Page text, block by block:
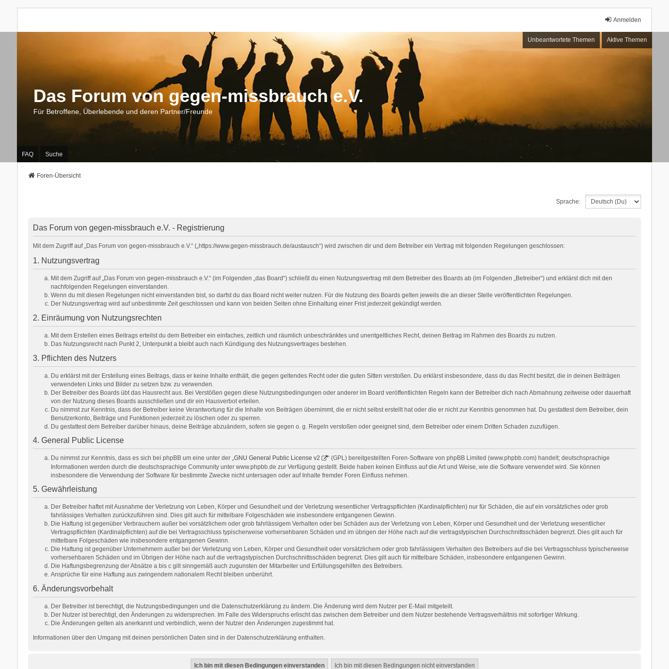
Anmelden
Unbeantwortete Themen Aktive Themen
Das Forum von gegen-missbrauch e.V.
Für Betroffene, Überlebende und deren Partner/Freunde
FAQ Suche
Foren-Übersicht
Sprache:
Das Forum von gegen-missbrauch e.V. - Registrierung
Mit dem Zugriff auf „Das Forum von gegen-missbrauch e.V.“ („https://www.gegen-missbrauch.de/austausch“) wird zwischen dir und dem Betreiber ein Vertrag mit folgenden Regelungen geschlossen:
1. Nutzungsvertrag
Mit dem Zugriff auf „Das Forum von gegen-missbrauch e.V.“ (im Folgenden „das Board“) schließt du einen Nutzungsvertrag mit dem Betreiber des Boards ab (im Folgenden „Betreiber“) und erklärst dich mit den
nachfolgenden Regelungen einverstanden.
Wenn du mit diesen Regelungen nicht einverstanden bist, so darfst du das Board nicht weiter nutzen. Für die Nutzung des Boards gelten jeweils die an dieser Stelle veröffentlichten Regelungen.
Der Nutzungsvertrag wird auf unbestimmte Zeit geschlossen und kann von beiden Seiten ohne Einhaltung einer Frist jederzeit gekündigt werden.
2. Einräumung von Nutzungsrechten
Mit dem Erstellen eines Beitrags erteilst du dem Betreiber ein einfaches, zeitlich und räumlich unbeschränktes und unentgeltliches Recht, deinen Beitrag im Rahmen des Boards zu nutzen.
Das Nutzungsrecht nach Punkt 2, Unterpunkt a bleibt auch nach Kündigung des Nutzungsvertrages bestehen.
3. Pflichten des Nutzers
Du erklärst mit der Erstellung eines Beitrags, dass er keine Inhalte enthält, die gegen geltendes Recht oder die guten Sitten verstoßen. Du erklärst insbesondere, dass du das Recht besitzt, die in deinen Beiträgen
verwendeten Links und Bilder zu setzen bzw. zu verwenden.
Der Betreiber des Boards übt das Hausrecht aus. Bei Verstößen gegen diese Nutzungsbedingungen oder anderer im Board veröffentlichten Regeln kann der Betreiber dich nach Abmahnung zeitweise oder dauerhaft
von der Nutzung dieses Boards ausschließen und dir ein Hausverbot erteilen.
Du nimmst zur Kenntnis, dass der Betreiber keine Verantwortung für die Inhalte von Beiträgen übernimmt, die er nicht selbst erstellt hat oder die er nicht zur Kenntnis genommen hat. Du gestattest dem Betreiber, dein
Benutzerkonto, Beiträge und Funktionen jederzeit zu löschen oder zu sperren.
Du gestattest dem Betreiber darüber hinaus, deine Beiträge abzuändern, sofern sie gegen o. g. Regeln verstoßen oder geeignet sind, dem Betreiber oder einem Dritten Schaden zuzufügen.
4. General Public License
Du nimmst zur Kenntnis, dass es sich bei phpBB um eine unter der „GNU General Public License v2
“ (GPL) bereitgestellten Foren-Software von phpBB Limited (www.phpbb.com) handelt; deutschsprachige
Informationen werden durch die deutschsprachige Community unter www.phpbb.de zur Verfügung gestellt. Beide haben keinen Einfluss auf die Art und Weise, wie die Software verwendet wird. Sie können
insbesondere die Verwendung der Software für bestimmte Zwecke nicht untersagen oder auf Inhalte fremder Foren Einfluss nehmen.
5. Gewährleistung
Der Betreiber haftet mit Ausnahme der Verletzung von Leben, Körper und Gesundheit und der Verletzung wesentlicher Vertragspflichten (Kardinalpflichten) nur für Schäden, die auf ein vorsätzliches oder grob
fahrlässiges Verhalten zurückzuführen sind. Dies gilt auch für mittelbare Folgeschäden wie insbesondere entgangenen Gewinn.
Die Haftung ist gegenüber Verbrauchern außer bei vorsätzlichem oder grob fahrlässigem Verhalten oder bei Schäden aus der Verletzung von Leben, Körper und Gesundheit und der Verletzung wesentlicher
Vertragspflichten (Kardinalpflichten) auf die bei Vertragsschluss typischerweise vorhersehbaren Schäden und im übrigen der Höhe nach auf die vertragstypischen Durchschnittsschäden begrenzt. Dies gilt auch für
mittelbare Folgeschäden wie insbesondere entgangenen Gewinn.
Die Haftung ist gegenüber Unternehmern außer bei der Verletzung von Leben, Körper und Gesundheit oder vorsätzlichem oder grob fahrlässigem Verhalten des Betreibers auf die bei Vertragsschluss typischerweise
vorhersehbaren Schäden und im Übrigen der Höhe nach auf die vertragstypischen Durchschnittsschäden begrenzt. Dies gilt auch für mittelbare Schäden, insbesondere entgangenen Gewinn.
Die Haftungsbegrenzung der Absätze a bis c gilt sinngemäß auch zugunsten der Mitarbeiter und Erfüllungsgehilfen des Betreibers.
Ansprüche für eine Haftung aus zwingendem nationalem Recht bleiben unberührt.
6. Änderungsvorbehalt
Der Betreiber ist berechtigt, die Nutzungsbedingungen und die Datenschutzerklärung zu ändern. Die Änderung wird dem Nutzer per E-Mail mitgeteilt.
Der Nutzer ist berechtigt, den Änderungen zu widersprechen. Im Falle des Widerspruchs erlischt das zwischen dem Betreiber und dem Nutzer bestehende Vertragsverhältnis mit sofortiger Wirkung.
Die Änderungen gelten als anerkannt und verbindlich, wenn der Nutzer den Änderungen zugestimmt hat.
Informationen über den Umgang mit deinen persönlichen Daten sind in der Datenschutzerklärung enthalten.